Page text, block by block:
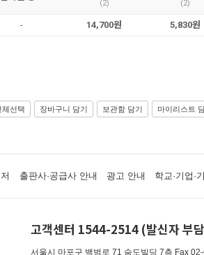
(2) (2)
- 14,700원 5,830원
체선택 장바구니 담기 보관함 담기 마이리스트
출판사·공급사 안내 광고 안내 학교·기업·
고객센터 1544-2514 (발신자 부
서울시 마포구 백범로 71 숨도빌딩 7층 Fax